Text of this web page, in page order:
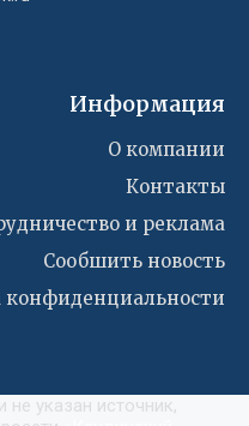
Информация
О компании
Контакты
и реклама
Сообшить новость
конфиденциальности
указан источник,